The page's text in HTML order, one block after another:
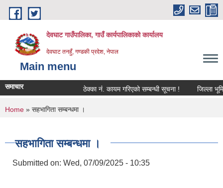
Skip to main content
देवघाट गाउँपालिका, गाउँ कार्यपालिकाको कार्यालय
देवघाट तनहुँ, गण्डकी प्रदेश, नेपाल
Main menu
समाचार ठेक्का नंं. कायम गरिएको सम्बन्धी सूचना ! जिल्ला
You are here
Home » सहभागिता सम्बन्धमा ।
सहभागिता सम्बन्धमा ।
Submitted on: Wed, 07/09/2025 - 10:35